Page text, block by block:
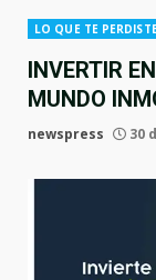
LO QUE TE
INVERTIR
MUNDO
newspress 30